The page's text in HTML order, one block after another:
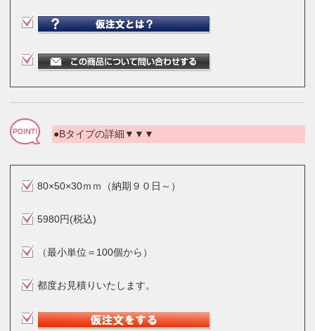
●Bタイプの詳細▼▼▼
80×50×30ｍｍ（納期９０日～）
5980円(税込)
（最小単位＝100個から）
都度お見積りいたします。